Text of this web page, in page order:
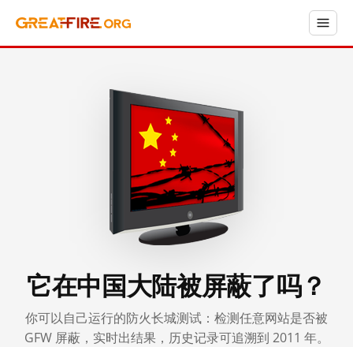
它在中国大陆被屏蔽了吗？
你可以自己运行的防火长城测试：检测任意网站是否被
GFW 屏蔽，实时出结果，历史记录可追溯到 2011 年。